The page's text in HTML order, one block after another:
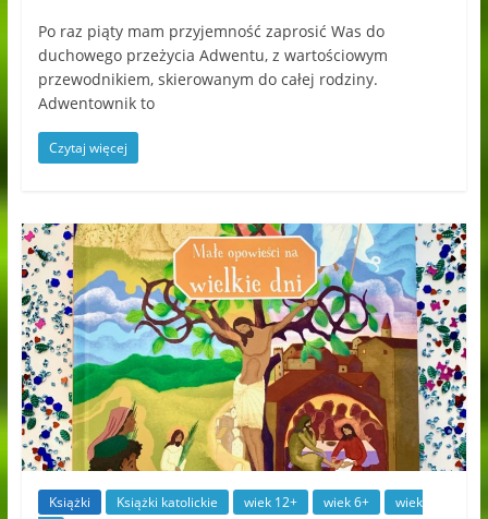
Po raz piąty mam przyjemność zaprosić Was do
duchowego przeżycia Adwentu, z wartościowym
przewodnikiem, skierowanym do całej rodziny.
Adwentownik to
Czytaj więcej
Książki Książki katolickie wiek 12+ wiek 6+
wiek